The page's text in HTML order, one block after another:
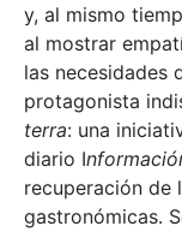
y, al mismo
al mostrar
las necesidades
protagonista
terra: una
diario I
recuperación de
gastronómicas.